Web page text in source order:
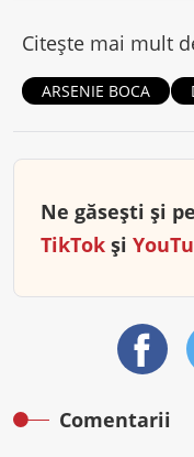
Citește mai mult
ARSENIE BOCA
Ne găsești și pe
TikTok și
Comentarii